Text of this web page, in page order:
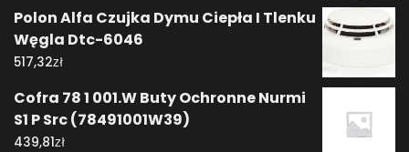
Polon Alfa Czujka Dymu Ciepła I Tlenku
Węgla Dtc-6046
517,32zł
Cofra 78 1 001.W Buty Ochronne Nurmi
S1 P Src (78491001W39)
439,81zł